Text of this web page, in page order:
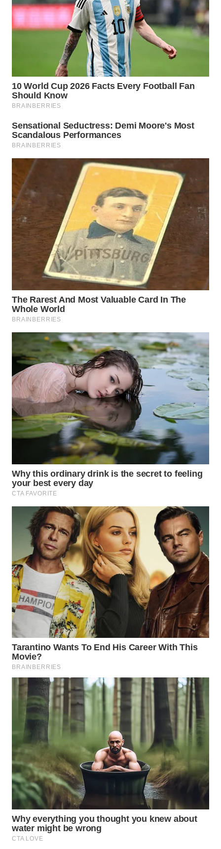
LISTRIK
WAHANA
TV
WAHANANEWS
WAHANANEWS
WAHANANEWS
NET
WAHANA
SPORT
WAHANA
UMKM
SELEB
WAHANA
PERSONA
WAHANA
OTOMOTIF
WAHANA
WAHANA
LAPAK
WAHANA
Network
KONSUMEN
LISTRIK
MASYARAKAT
KELISTRIKAN
ID
MAWAKA
MARTABAT
NET
WATCH
MKLI
LPKKI
LKKI